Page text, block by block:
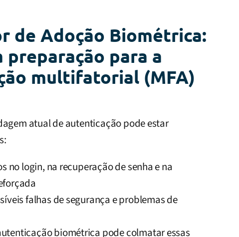
de Adoção Biométrica:
preparação para a
multifatorial (MFA)
atual de autenticação pode estar
no login, na recuperação de senha e na
falhas de segurança e problemas de
biométrica pode colmatar essas